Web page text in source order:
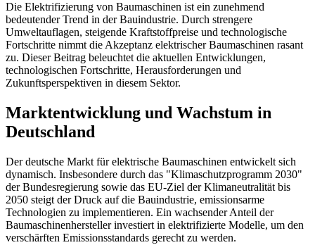
Die Elektrifizierung von Baumaschinen ist ein zunehmend
bedeutender Trend in der Bauindustrie. Durch strengere
Umweltauflagen, steigende Kraftstoffpreise und technologische
Fortschritte nimmt die Akzeptanz elektrischer Baumaschinen rasant
zu. Dieser Beitrag beleuchtet die aktuellen Entwicklungen,
technologischen Fortschritte, Herausforderungen und
Zukunftsperspektiven in diesem Sektor.
Marktentwicklung und Wachstum in
Deutschland
Der deutsche Markt für elektrische Baumaschinen entwickelt sich
dynamisch. Insbesondere durch das "Klimaschutzprogramm 2030"
der Bundesregierung sowie das EU-Ziel der Klimaneutralität bis
2050 steigt der Druck auf die Bauindustrie, emissionsarme
Technologien zu implementieren. Ein wachsender Anteil der
Baumaschinenhersteller investiert in elektrifizierte Modelle, um den
verschärften Emissionsstandards gerecht zu werden.